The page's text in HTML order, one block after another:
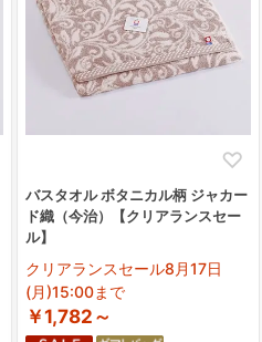
バスタオル ボタニカル柄 ジャカー
ド織（今治）【クリアランスセー
ル】
クリアランスセール8月17日
(月)15:00まで
￥1,782～